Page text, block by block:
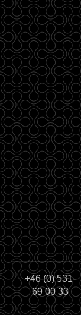
+46 (0) 531-
69 00 33